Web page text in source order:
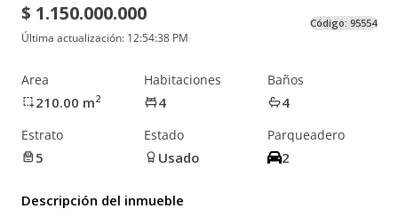
$ 1.150.000.000
Última actualización: 12:54:38 PM
Código: 95554
Area
210.00 m2
Habitaciones
4
Baños
4
Estrato
5
Estado
Usado
Parqueadero
2
Descripción del inmueble